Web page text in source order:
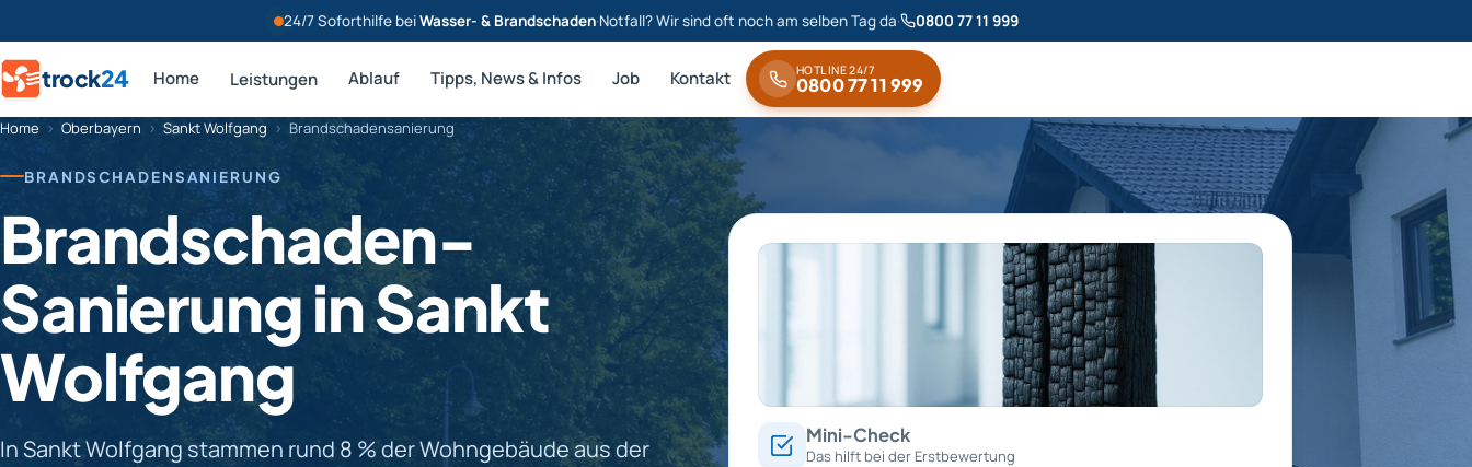
24/7 Soforthilfe beiWasser- & Brandschaden·Notfall? Wir sind oft noch am selben Tag da· 0800 77 11 999
trock24 Home Leistungen Ablauf Tipps, News & Infos Job Kontakt HOTLINE 24/7
0800 77 11 999
Home › Oberbayern › Sankt Wolfgang › Brandschadensanierung
BRANDSCHADENSANIERUNG
Brandschaden-
Sanierung in Sankt
Wolfgang
In Sankt Wolfgang stammen rund 8 % der Wohngebäude aus der
Mini-Check
Das hilft bei der Erstbewertung